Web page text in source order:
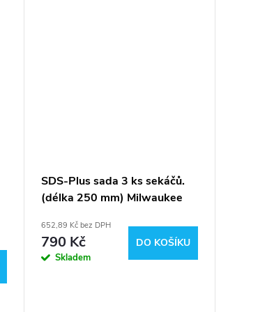
SDS-Plus sada 3 ks sekáčů.
(délka 250 mm) Milwaukee
652,89 Kč bez DPH
790 Kč
Skladem
DO KOŠÍKU